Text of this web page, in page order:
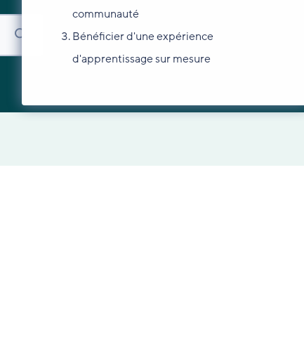
communauté
Bénéficier d'une expérience
d'apprentissage sur mesure